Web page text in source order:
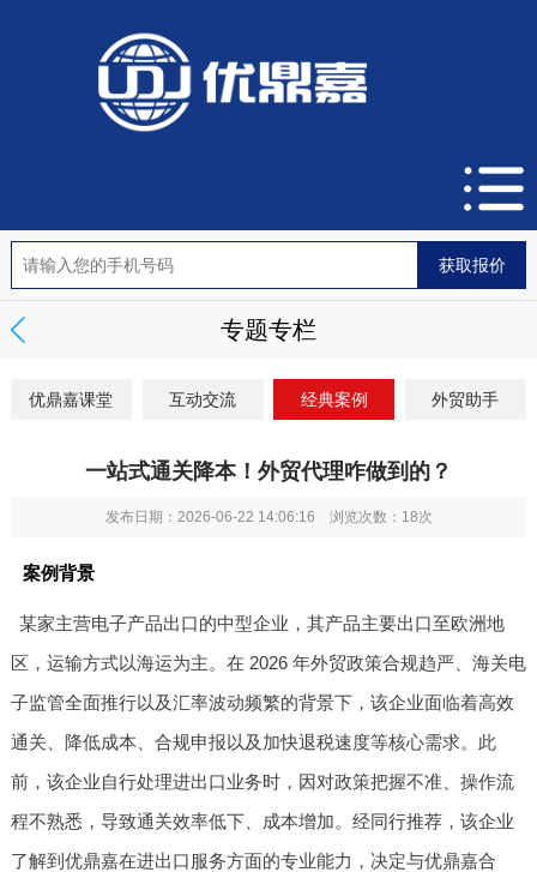
专题专栏
优鼎嘉课堂 互动交流 经典案例 外贸助手
一站式通关降本！外贸代理咋做到的？
发布日期：2026-06-22 14:06:16 浏览次数： 18次
案例背景
某家主营电子产品出口的中型企业，其产品主要出口至欧洲地
区，运输方式以海运为主。在 2026 年外贸政策合规趋严、海关电
子监管全面推行以及汇率波动频繁的背景下，该企业面临着高效
通关、降低成本、合规申报以及加快退税速度等核心需求。此
前，该企业自行处理进出口业务时，因对政策把握不准、操作流
程不熟悉，导致通关效率低下、成本增加。经同行推荐，该企业
了解到优鼎嘉在进出口服务方面的专业能力，决定与优鼎嘉合